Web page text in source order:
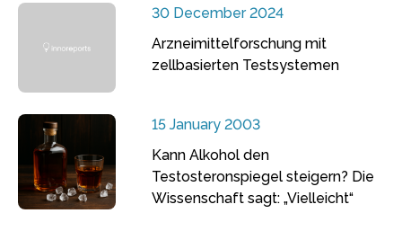
30 December 2024
Arzneimittelforschung mit
zellbasierten Testsystemen
15 January 2003
Kann Alkohol den
Testosteronspiegel steigern? Die
Wissenschaft sagt: „Vielleicht“